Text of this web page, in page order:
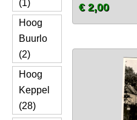
(1)
Hoog
Buurlo
(2)
Hoog
Keppel
(28)
€ 2,00